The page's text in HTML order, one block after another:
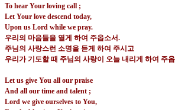
To hear Your loving call ;
Let Your love descend today,
Upon us Lord while we pray.
우리의 마음들을 열게 하여 주옵소서.
주님의 사랑스런 소명을 듣게 하여 주시고
우리가 기도할 때 주님의 사랑이 오늘 내리게 하여 주
Let us give You all our praise
And all our time and talent ;
Lord we give ourselves to You,